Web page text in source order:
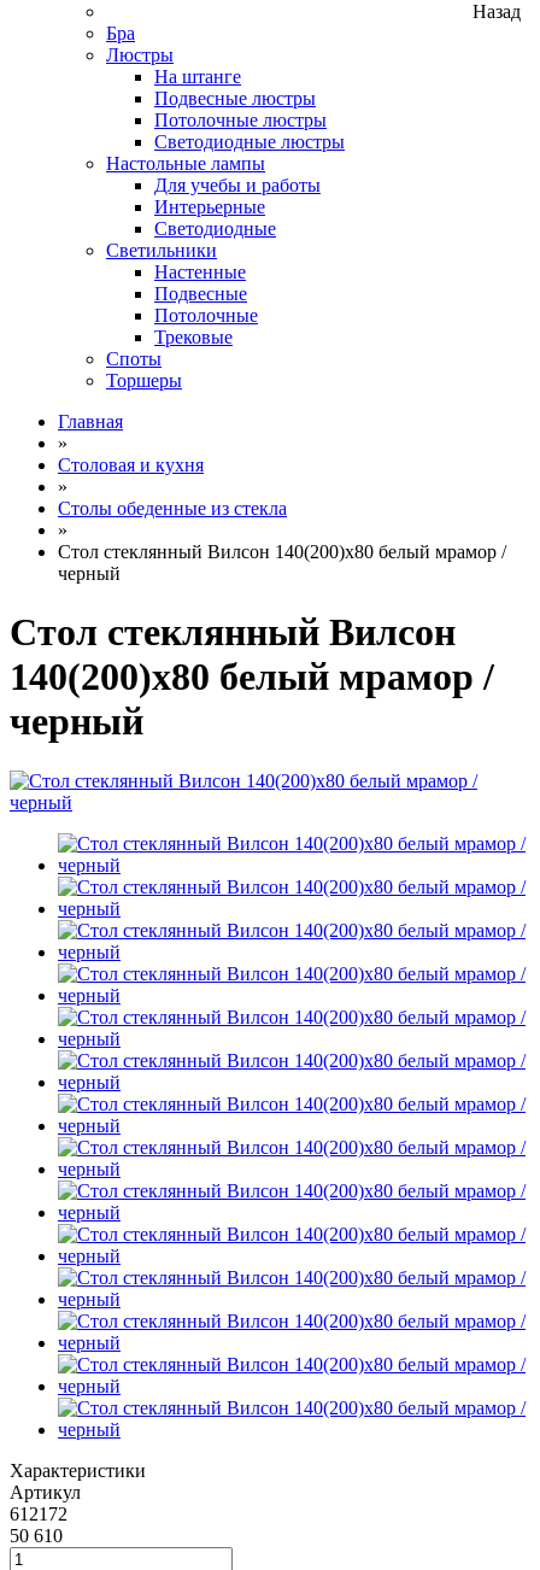
Назад
Бра
Люстры
На штанге
Подвесные люстры
Потолочные люстры
Светодиодные люстры
Настольные лампы
Для учебы и работы
Интерьерные
Светодиодные
Светильники
Настенные
Подвесные
Потолочные
Трековые
Споты
Торшеры
Главная
»
Столовая и кухня
»
Столы обеденные из стекла
»
Стол стеклянный Вилсон 140(200)х80 белый мрамор /
черный
Стол стеклянный Вилсон
140(200)х80 белый мрамор /
черный
Характеристики
Артикул
612172
50 610